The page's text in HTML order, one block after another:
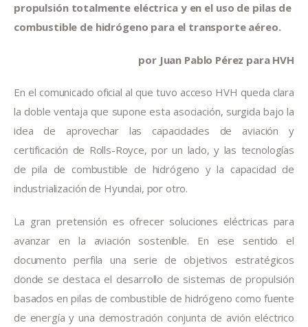
propulsión totalmente eléctrica y en el uso de pilas de
combustible de hidrógeno para el transporte aéreo.
por Juan Pablo Pérez para HVH
En el comunicado oficial al que tuvo acceso HVH queda clara
la doble ventaja que supone esta asociación, surgida bajo la
idea de aprovechar las capacidades de aviación y
certificación de Rolls-Royce, por un lado, y las tecnologías
de pila de combustible de hidrógeno y la capacidad de
industrialización de Hyundai, por otro.
La gran pretensión es ofrecer soluciones eléctricas para
avanzar en la aviación sostenible. En ese sentido el
documento perfila una serie de objetivos estratégicos
donde se destaca el desarrollo de sistemas de propulsión
basados en pilas de combustible de hidrógeno como fuente
de energía y una demostración conjunta de avión eléctrico